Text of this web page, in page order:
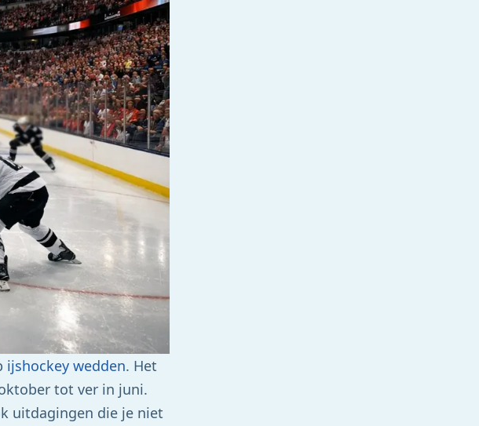
ijshockey wedden. Het
tot ver in juni.
uitdagingen die je niet